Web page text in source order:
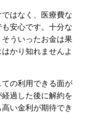
はなく、医療費な
安心です。十分な
ういったお金は果
かり知れませんよ
の利用できる面が
過した後に解約を
い金利が期待でき